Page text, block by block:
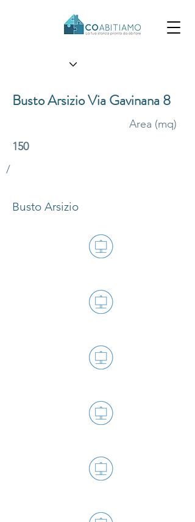
Busto Arsizio Via Gavinana 8
Busto Arsizio
150
Area (mq)
/